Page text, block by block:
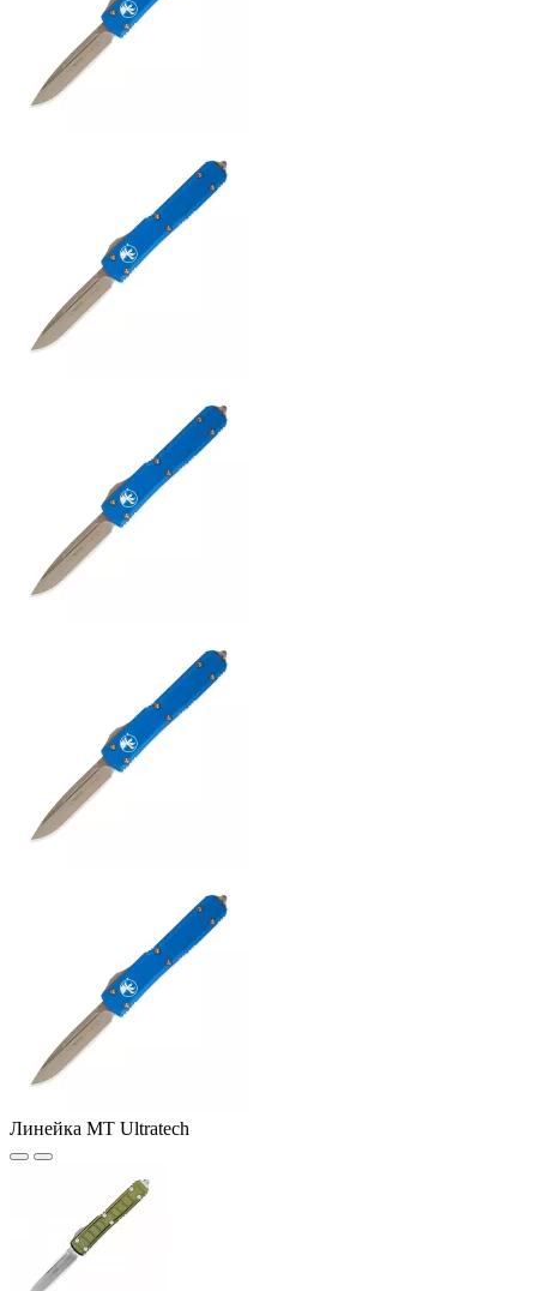
Линейка MT Ultratech